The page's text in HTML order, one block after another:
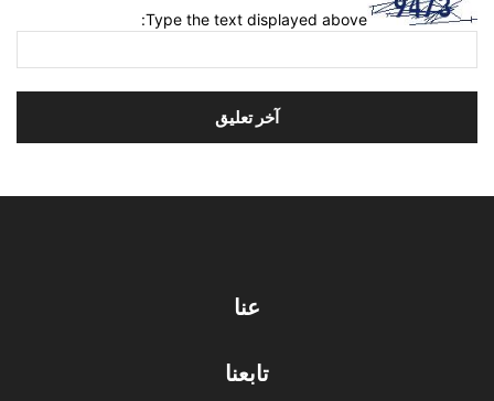
Type the text displayed above:
عنا
تابعنا